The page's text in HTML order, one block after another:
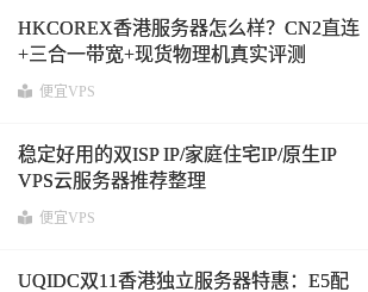
HKCOREX香港服务器怎么样？CN2直连
+三合一带宽+现货物理机真实评测
便宜VPS
稳定好用的双ISP IP/家庭住宅IP/原生IP
VPS云服务器推荐整理
便宜VPS
UQIDC双11香港独立服务器特惠：E5配